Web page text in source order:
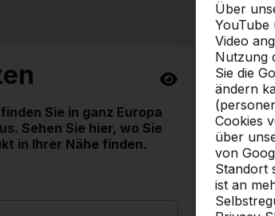
Über
YouTube
Video
Nutzung
Sie die
ändern
Cookies
über
von
Standort
ist an
Sie in ganz Europa
Sehen Sie hier, wo Sie
in Ihrer Nähe finden.